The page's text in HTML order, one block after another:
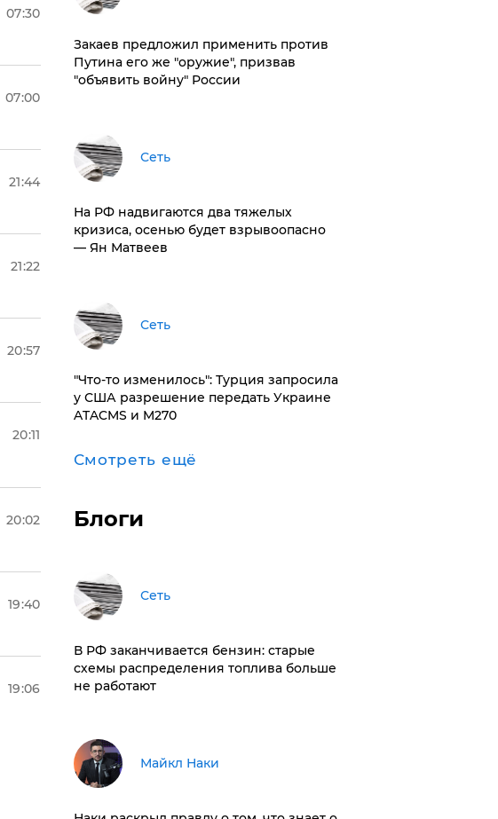
07:30
07:00
21:44
21:22
20:57
20:11
20:02
19:40
19:06
Закаев предложил применить против
Путина его же "оружие", призвав
"объявить войну" России
Сеть
На РФ надвигаются два тяжелых
кризиса, осенью будет взрывоопасно
— Ян Матвеев
Сеть
​"Что-то изменилось": Турция запросила
у США разрешение передать Украине
ATACMS и M270
Смотреть ещё
Блоги
Сеть
​В РФ заканчивается бензин: старые
схемы распределения топлива больше
не работают
Майкл Наки